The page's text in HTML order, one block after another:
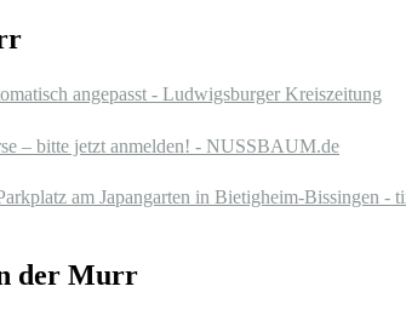
angepasst - Ludwigsburger Kreiszeitung
– bitte jetzt anmelden! - NUSSBAUM.de
am Japangarten in Bietigheim-Bissingen -
der Murr